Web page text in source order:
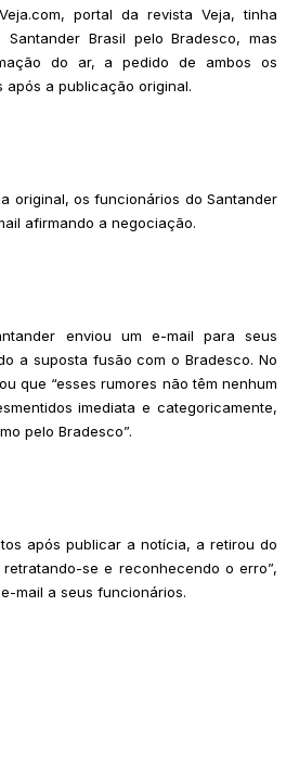
portal da revista Veja, tinha
Brasil pelo Bradesco, mas
do ar, a pedido de ambos os
após a publicação original.
original, os funcionários do Santander
afirmando a negociação.
enviou um e-mail para seus
a suposta fusão com o Bradesco. No
que “esses rumores não têm nenhum
imediata e categoricamente,
pelo Bradesco”.
após publicar a notícia, a retirou do
se e reconhecendo o erro”,
mail a seus funcionários.